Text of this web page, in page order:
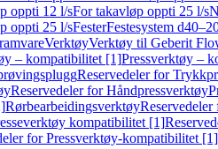
oppti 12 l/sFor takavløp oppti 25 l/s
oppti 25 l/sFesterFestesystem
VerktøyVerktøy til Geberit
– kompatibilitet [1]Pressverktøy –
Reservedeler for
Reservedeler for Håndpressverktøy
Rørbearbeidingsverktøy
kompatibilitet [1]
for Pressverktøy-kompatibilitet